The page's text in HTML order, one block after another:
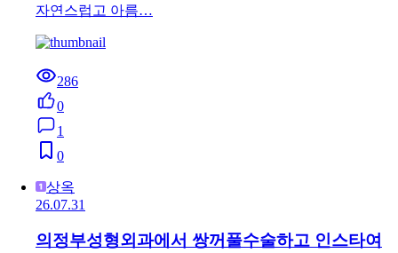
자연스럽고 아름…
286
0
1
0
상옥
26.07.31
의정부성형외과에서 쌍꺼풀수술하고 인스타여